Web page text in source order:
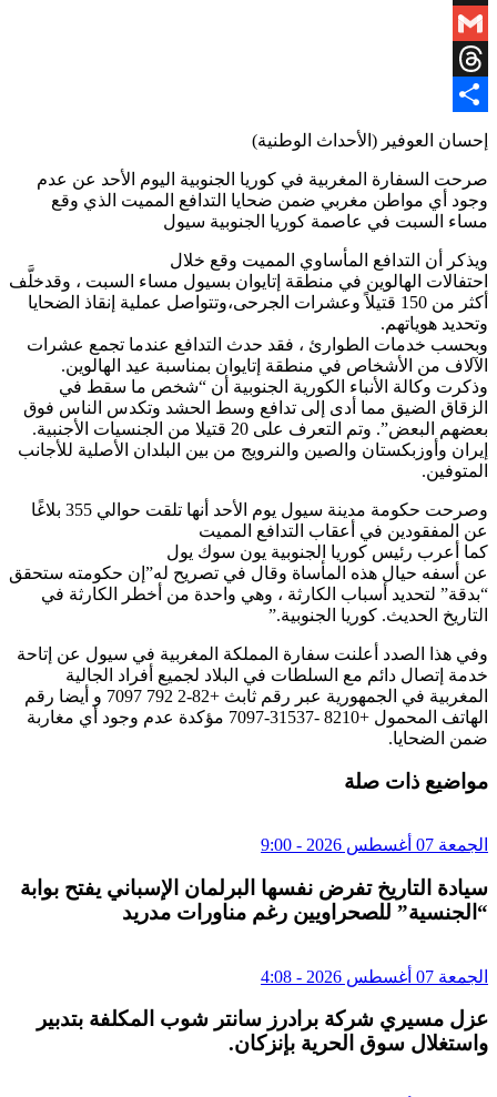
X
Gmail
Threads
Share
إحسان العوفير (الأحداث الوطنية)
صرحت السفارة المغربية في كوريا الجنوبية اليوم الأحد عن عدم
وجود أي مواطن مغربي ضمن ضحايا التدافع المميت الذي وقع
مساء السبت في عاصمة كوريا الجنوبية سيول
ويذكر أن التدافع المأساوي المميت وقع خلال
احتفالات الهالوين في منطقة إتايوان بسيول مساء السبت ، وقدخلَّف
أكثر من 150 قتيلاً وعشرات الجرحى،وتتواصل عملية إنقاذ الضحايا
وتحديد هوياتهم.
وبحسب خدمات الطوارئ ، فقد حدث التدافع عندما تجمع عشرات
الآلاف من الأشخاص في منطقة إتايوان بمناسبة عيد الهالوين.
وذكرت وكالة الأنباء الكورية الجنوبية أن “شخص ما سقط في
الزقاق الضيق مما أدى إلى تدافع وسط الحشد وتكدس الناس فوق
بعضهم البعض”. وتم التعرف على 20 قتيلا من الجنسيات الأجنبية.
إيران وأوزبكستان والصين والنرويج من بين البلدان الأصلية للأجانب
المتوفين.
وصرحت حكومة مدينة سيول يوم الأحد أنها تلقت حوالي 355 بلاغًا
عن المفقودين في أعقاب التدافع المميت
كما أعرب رئيس كوريا الجنوبية يون سوك يول
عن أسفه حيال هذه المأساة وقال في تصريح له”إن حكومته ستحقق
“بدقة” لتحديد أسباب الكارثة ، وهي واحدة من أخطر الكارثة في
التاريخ الحديث. كوريا الجنوبية.”
وفي هذا الصدد أعلنت سفارة المملكة المغربية في سيول عن إتاحة
خدمة إتصال دائم مع السلطات في البلاد لجميع أفراد الجالية
المغربية في الجمهورية عبر رقم ثابث +82-2 792 7097 و أيضا رقم
الهاتف المحمول +8210 -31537-7097 مؤكدة عدم وجود أي مغاربة
ضمن الضحايا.
مواضيع ذات صلة
الجمعة 07 أغسطس 2026 - 9:00
سيادة التاريخ تفرض نفسها البرلمان الإسباني يفتح بوابة
“الجنسية” للصحراويين رغم مناورات مدريد
الجمعة 07 أغسطس 2026 - 4:08
عزل مسيري شركة برادرز سانتر شوب المكلفة بتدبير
واستغلال سوق الحرية بإنزكان.